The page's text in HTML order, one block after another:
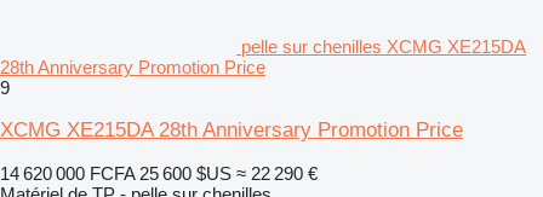
pelle sur chenilles XCMG XE215DA
28th Anniversary Promotion Price
9
XCMG XE215DA 28th Anniversary Promotion Price
14 620 000 FCFA 25 600 $US ≈ 22 290 €